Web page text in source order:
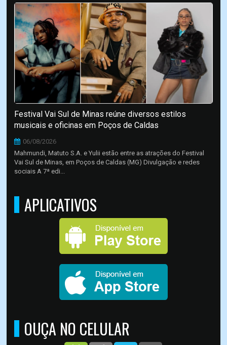
Festival Vai Sul de Minas reúne diversos estilos
musicais e oficinas em Poços de Caldas
06/08/2026
Mahmundi, Matuto S.A. e Yulii estão entre as atrações do Festival
Vai Sul de Minas, em Poços de Caldas (MG) Divulgação e redes
sociais A 7ª edi...
APLICATIVOS
OUÇA NO CELULAR